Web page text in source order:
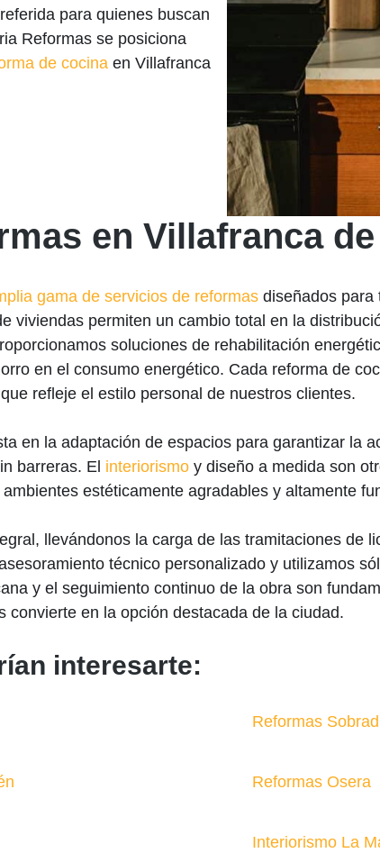
para quienes buscan
Reformas se posiciona
de cocina en Villafranca
en Villafranca
gama de servicios de reformas diseñados para
viviendas permiten un cambio total en la
soluciones de rehabilitación
en el consumo energético. Cada reforma de
refleje el estilo personal de nuestros clientes.
en la adaptación de espacios para garantizar la
barreras. El interiorismo y diseño a medida son
estéticamente agradables y altamente
llevándonos la carga de las tramitaciones de
técnico personalizado y utilizamos
y el seguimiento continuo de la obra son
convierte en la opción destacada de la ciudad.
interesarte:
Reformas
Reformas Osera
Interiorismo La